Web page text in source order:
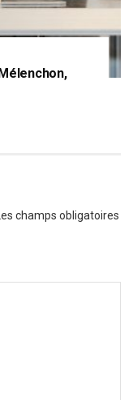
champs obligatoires